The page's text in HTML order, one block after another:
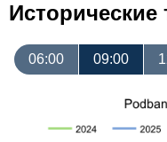
06:00 09:00